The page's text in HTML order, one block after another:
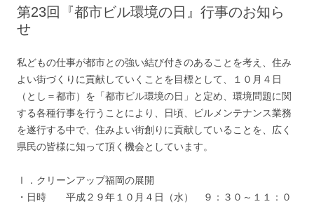
ツ
へ
プ
第23回『都市ビル環境の日』行事のお知ら
せ
私どもの仕事が都市との強い結び付きのあることを考え、住み
よい街づくりに貢献していくことを目標として、１０月４日
（とし＝都市）を「都市ビル環境の日」と定め、環境問題に関
する各種行事を行うことにより、日頃、ビルメンテナンス業務
を遂行する中で、住みよい街創りに貢献していることを、広く
県民の皆様に知って頂く機会としています。
Ⅰ．クリーンアップ福岡の展開
・日時 平成２９年１０月４日（水） ９：３０～１１：０